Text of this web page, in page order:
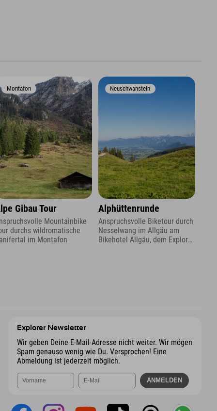
Montafon
Gibau Tour
Mountainbike
durchs wildromatische
im Montafon
Neuschwanstein
Alphüttenrunde
Anspruchsvolle Biketour durch
Nesselwang im Allgäu am
Bikehotel Allgäu, dem Explorer
Explorer Newsletter
Wir geben Deine E-Mail-Adresse nicht weiter. Wir mögen
Spam genauso wenig wie Du. Versprochen! Eine
Abmeldung ist jederzeit möglich.